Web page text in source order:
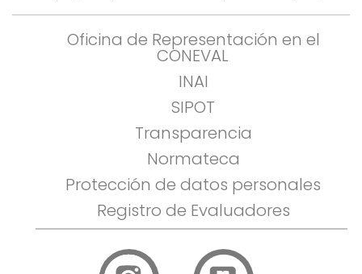
Oficina de Representación en el
CONEVAL
INAI
SIPOT
Transparencia
Normateca
Protección de datos personales
Registro de Evaluadores